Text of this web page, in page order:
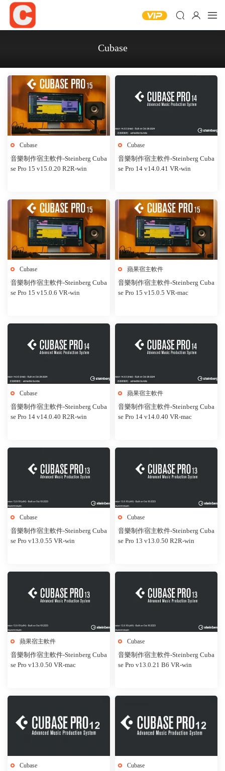
Cubase
Cubase
音樂制作宿主軟件-Steinberg Cuba
se Pro 15 v15.0.20 R2R-win
Cubase
音樂制作宿主軟件-Steinberg Cuba
se Pro 14 v14.0.41 VR-win
Cubase
音樂制作宿主軟件-Steinberg Cuba
se Pro 15 v15.0.6 VR-win
蘋果宿主軟件
音樂制作宿主軟件-Steinberg Cuba
se Pro 15 v15.0.5 VR-mac
Cubase
音樂制作宿主軟件-Steinberg Cuba
se Pro 14 v14.0.40 R2R-win
蘋果宿主軟件
音樂制作宿主軟件-Steinberg Cuba
se Pro 14 v14.0.40 VR-mac
Cubase
音樂制作宿主軟件-Steinberg Cuba
se Pro v13.0.55 VR-win
Cubase
音樂制作宿主軟件-Steinberg Cuba
se Pro 13 v13.0.50 R2R-win
蘋果宿主軟件
音樂制作宿主軟件-Steinberg Cuba
se Pro v13.0.50 VR-mac
Cubase
音樂制作宿主軟件-Steinberg Cuba
se Pro v13.0.21 B6 VR-win
Cubase Cubase